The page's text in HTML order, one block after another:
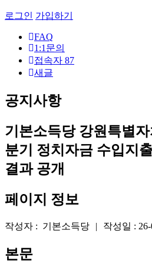
로그인 가입하기
FAQ
1:1문의
접속자 87
새글
공지사항
기본소득당 강원특별자
분기 정치자금 수입지
결과 공개
페이지 정보
작성자 : 기본소득당 | 작성일 :
본문